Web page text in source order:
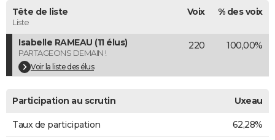
Dictionnaire
Biographies
Citations
Expressions
Proverbes
PROGRAMME TV
COPAINS D'AVANT
S'inscrire
Se connecter
Lycées
Collèges
Primaires
Universités
Entreprises
Service militaire
Avis de recherche
AVIS DE DÉCÈS
FORUM
Tête de liste
Liste
Voix % des voix
Isabelle RAMEAU (11 élus)
PARTAGEONS DEMAIN !
Voir la liste des élus
220 100,00%
Participation au scrutin Uxeau
Taux de participation 62,28%